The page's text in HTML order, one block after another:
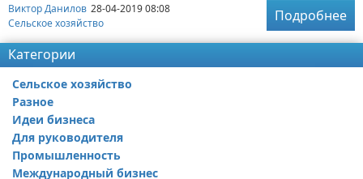
Виктор Данилов 28-04-2019 08:08
Сельское хозяйство
Подробнее
Категории
Сельское хозяйство
Разное
Идеи бизнеса
Для руководителя
Промышленность
Международный бизнес